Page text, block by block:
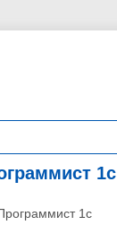
1c
1c